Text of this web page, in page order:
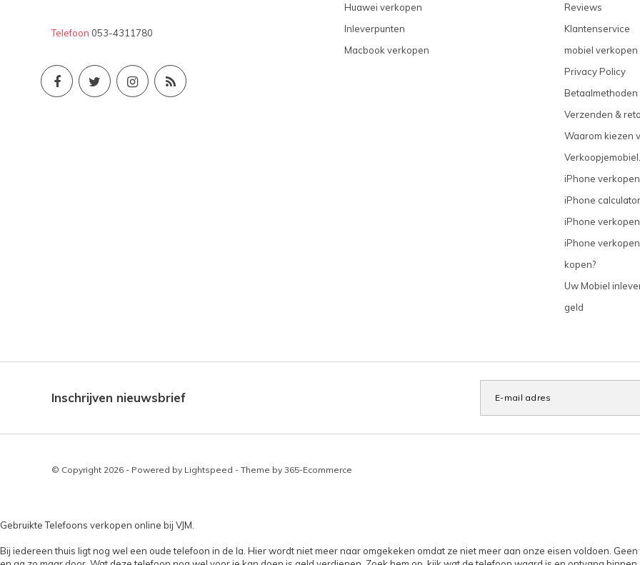
Telefoon 053-4311780
Huawei verkopen
Inleverpunten
Macbook verkopen
Reviews
Klantenservice
mobiel verkopen
Privacy Policy
Betaalmethoden
Verzenden &
Waarom kiezen
iPhone verkopen
iPhone calculator
iPhone
iPhone
kopen?
Uw Mobiel
geld
Inschrijven nieuwsbrief
© Copyright 2026 - Powered by Lightspeed - Theme by 365-Ecommerce
Gebruikte Telefoons verkopen online bij VJM.
Bij iedereen thuis ligt nog wel een oude telefoon in de la. Hier wordt niet meer naar omgekeken omdat ze niet meer aan onze eisen voldoen.